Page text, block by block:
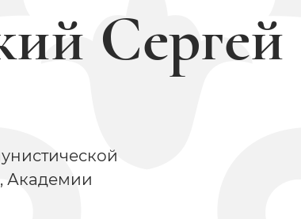
Сергей
Академии